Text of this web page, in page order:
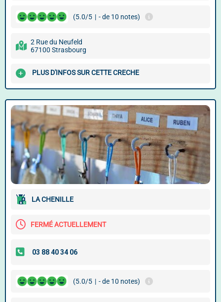
(5.0/5 | - de 10 notes)
2 Rue du Neufeld
67100 Strasbourg
PLUS D'INFOS SUR CETTE CRECHE
LA CHENILLE
FERMÉ ACTUELLEMENT
(5.0/5 | - de 10 notes)